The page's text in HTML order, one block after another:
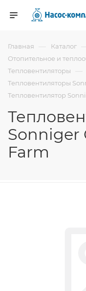
Главная — Каталог
Отопительное и
Тепловентиляторы —
Тепловентиляторы
Тепловентилятор
Sonniger
Farm